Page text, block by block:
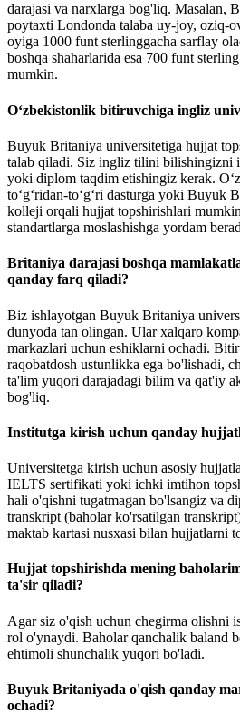
darajasi va narxlarga bog'liq. Masalan,
poytaxti Londonda talaba uy-joy, oziq-
oyiga 1000 funt sterlinggacha sarflay
boshqa shaharlarida esa 700 funt
mumkin.
O‘zbekistonlik bitiruvchiga ingliz
Buyuk Britaniya universitetiga hujjat
talab qiladi. Siz ingliz tilini bilishingizni
yoki diplom taqdim etishingiz kerak.
to‘g‘ridan-to‘g‘ri dasturga yoki Buyuk
kolleji orqali hujjat topshirishlari
standartlarga moslashishga yordam
Britaniya darajasi boshqa
qanday farq qiladi?
Biz ishlayotgan Buyuk Britaniya
dunyoda tan olingan. Ular xalqaro
markazlari uchun eshiklarni ochadi.
raqobatdosh ustunlikka ega bo'lishadi,
ta'lim yuqori darajadagi bilim va qat'iy
bog'liq.
Institutga kirish uchun qanday
Universitetga kirish uchun asosiy
IELTS sertifikati yoki ichki imtihon
hali o'qishni tugatmagan bo'lsangiz va
transkript (baholar ko'rsatilgan
maktab kartasi nusxasi bilan hujjatlarni
Hujjat topshirishda mening
ta'sir qiladi?
Agar siz o'qish uchun chegirma olishni
rol o'ynaydi. Baholar qanchalik baland
ehtimoli shunchalik yuqori bo'ladi.
Buyuk Britaniyada o'qish qanday
ochadi?